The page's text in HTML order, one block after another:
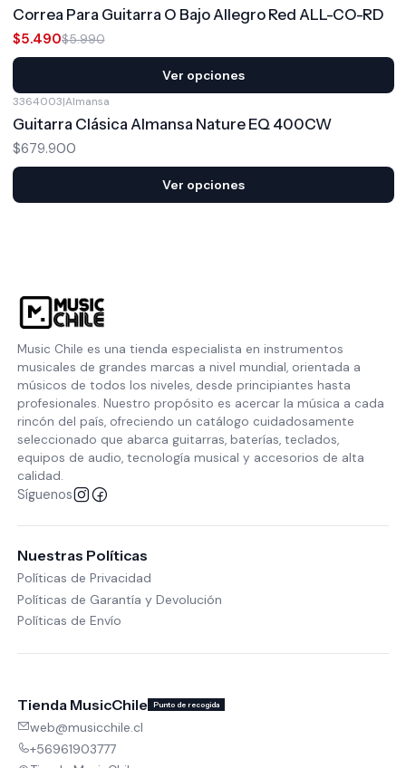
Correa Para Guitarra O Bajo Allegro Red ALL-CO-RD
$5.490$5.990
Ver opciones
3364003|Almansa
Guitarra Clásica Almansa Nature EQ 400CW
$679.900
Ver opciones
Music Chile es una tienda especialista en instrumentos
musicales de grandes marcas a nivel mundial, orientada a
músicos de todos los niveles, desde principiantes hasta
profesionales. Nuestro propósito es acercar la música a cada
rincón del país, ofreciendo un catálogo cuidadosamente
seleccionado que abarca guitarras, baterías, teclados,
equipos de audio, tecnología musical y accesorios de alta
calidad.
Síguenos
Nuestras Políticas
Políticas de Privacidad
Políticas de Garantía y Devolución
Políticas de Envío
Tienda MusicChile Punto de recogida
web@musicchile.cl
+56961903777